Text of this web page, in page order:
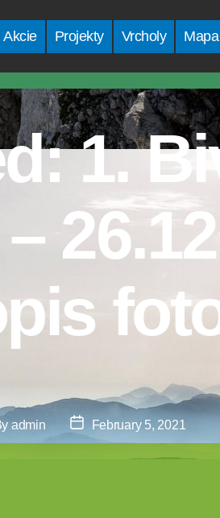
Akcie Projekty Vrcholy Mapa
1.
admin
Post
date
February 5, 2021